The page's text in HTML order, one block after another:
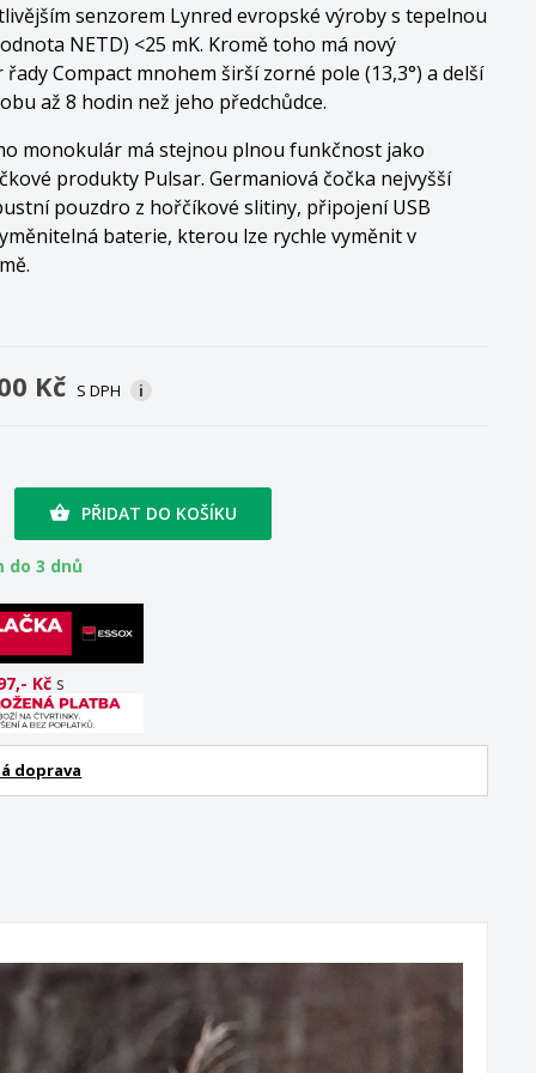
senzorem Lynred evropské výroby s tepelnou
NETD) <25 mK. Kromě toho má nový
Compact mnohem širší zorné pole (13,3°) a delší
až 8 hodin než jeho předchůdce.
monokulár má stejnou plnou funkčnost jako
produkty Pulsar. Germaniová čočka nejvyšší
pouzdro z hořčíkové slitiny, připojení USB
baterie, kterou lze rychle vyměnit v
Kč S DPH i
 PŘIDAT DO KOŠÍKU
do 3 dnů
Kč s
doprava